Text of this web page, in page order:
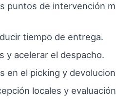
puntos de intervención
tiempo de entrega.
y acelerar el despacho.
en el picking y
locales y